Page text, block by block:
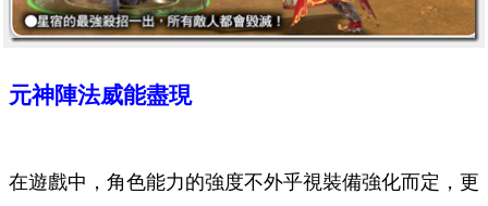
元神陣法威能盡現
在遊戲中，角色能力的強度不外乎視裝備強化而定，更